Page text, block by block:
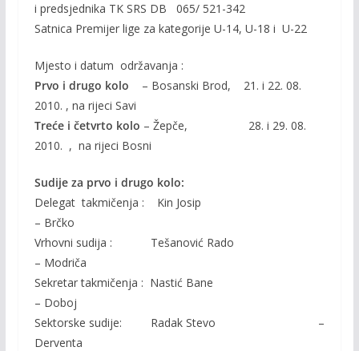
i predsjednika TK SRS DB 065/ 521-342
Satnica Premijer lige za kategorije U-14, U-18 i U-22
Mjesto i datum održavanja :
Prvo i drugo kolo – Bosanski Brod, 21. i 22. 08.
2010. , na rijeci Savi
Treće i četvrto kolo – Žepče, 28. i 29. 08.
2010. , na rijeci Bosni
Sudije za prvo i drugo kolo:
Delegat takmičenja : Kin Josip
– Brčko
Vrhovni sudija : Tešanović Rado
– Modriča
Sekretar takmičenja : Nastić Bane
– Doboj
Sektorske sudije: Radak Stevo –
Derventa